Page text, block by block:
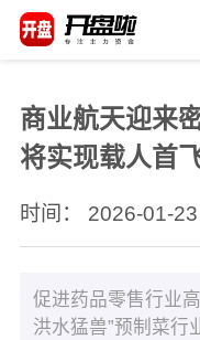
商业航天迎来
将实现载人首
时间： 2026-01-
促进药品零售行业
洪水猛兽”预制菜行